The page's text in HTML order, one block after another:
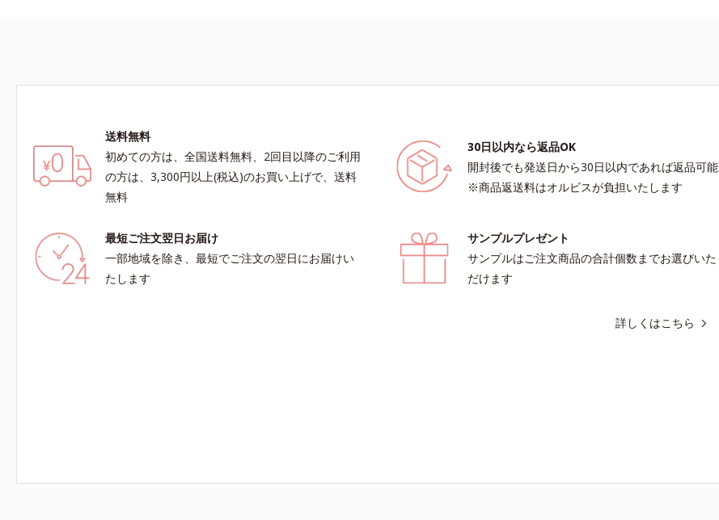
も相性抜群。一年中気持ちよく使える使用感で
サイト*4 角層まで
送料無料
初めての方は、全国送料無料、2回目以降のご利用
の方は、3,300円以上(税込)のお買い上げで、送料
無料
30日以内なら返品OK
開封後でも発送日から30日以内であれば返品可能
※商品返送料はオルビスが負担いたします
最短ご注文翌日お届け
一部地域を除き、最短でご注文の翌日にお届けい
たします
サンプルプレゼント
サンプルはご注文商品の合計個数までお選びいた
だけます
詳しくはこちら